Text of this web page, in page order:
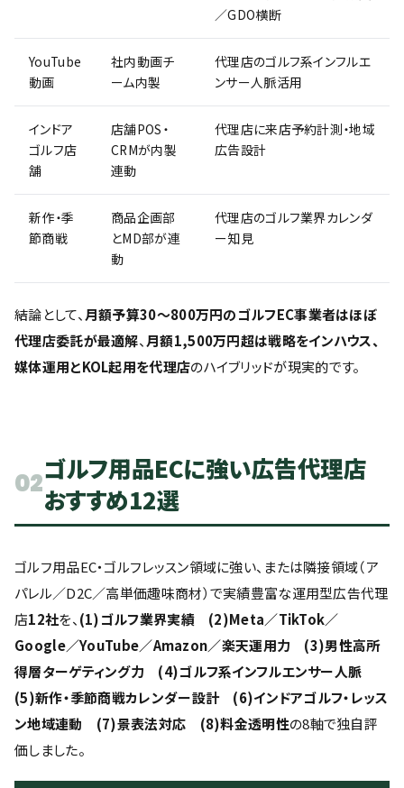
／GDO横断
YouTube
動画
社内動画チ
ーム内製
代理店のゴルフ系インフルエ
ンサー人脈活用
インドア
ゴルフ店
舗
店舗POS・
CRMが内製
連動
代理店に来店予約計測・地域
広告設計
新作・季
節商戦
商品企画部
とMD部が連
動
代理店のゴルフ業界カレンダ
ー知見
結論として、 月額予算30〜800万円のゴルフEC事業者はほぼ
代理店委託が最適解、 月額1,500万円超は戦略をインハウス、
媒体運用とKOL起用を代理店のハイブリッドが現実的です。
02ゴルフ用品ECに強い広告代理店
おすすめ12選
ゴルフ用品EC・ゴルフレッスン領域に強い、または隣接領域（ア
パレル／D2C／高単価趣味商材）で実績豊富な運用型広告代理
店12社を、 (1)ゴルフ業界実績 (2)Meta／TikTok／
Google／YouTube／Amazon／楽天運用力 (3)男性高所
得層ターゲティング力 (4)ゴルフ系インフルエンサー人脈
(5)新作・季節商戦カレンダー設計 (6)インドアゴルフ・レッス
ン地域連動 (7)景表法対応 (8)料金透明性の8軸で独自評
価しました。